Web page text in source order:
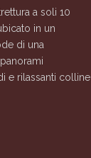
a soli 10
in un
di una
e rilassanti colline